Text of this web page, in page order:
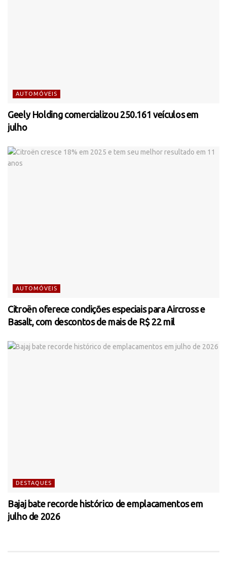
AUTOMÓVEIS
Geely Holding comercializou 250.161 veículos em
julho
AUTOMÓVEIS
Citroën oferece condições especiais para Aircross e
Basalt, com descontos de mais de R$ 22 mil
DESTAQUES
Bajaj bate recorde histórico de emplacamentos em
julho de 2026